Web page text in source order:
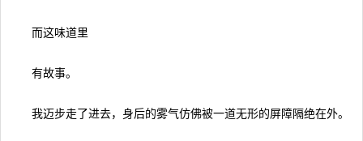
而这味道里
有故事。
我迈步走了进去，身后的雾气仿佛被一道无形的屏障隔绝在外。